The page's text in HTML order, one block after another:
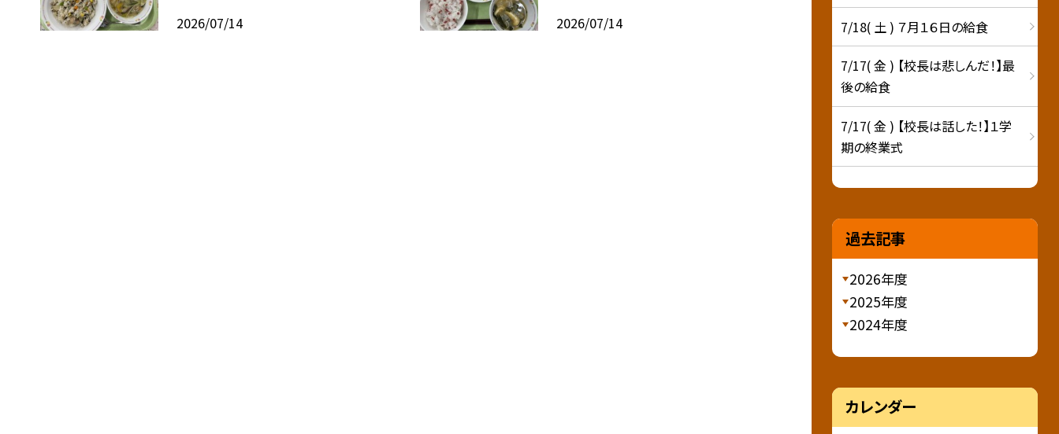
2026/07/14 2026/07/14 7/18( 土 ) ７月１６日の給食
7/17( 金 ) 【校長は悲しんだ！】最
後の給食
7/17( 金 ) 【校長は話した！】１学
期の終業式
過去記事
2026年度
2025年度
2024年度
カレンダー